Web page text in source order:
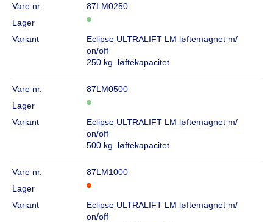
Vare nr.
87LM0250
Lager
Variant
Eclipse ULTRALIFT LM løftemagnet m/
on/off
250 kg. løftekapacitet
Vare nr.
87LM0500
Lager
Variant
Eclipse ULTRALIFT LM løftemagnet m/
on/off
500 kg. løftekapacitet
Vare nr.
87LM1000
Lager
Variant
Eclipse ULTRALIFT LM løftemagnet m/
on/off